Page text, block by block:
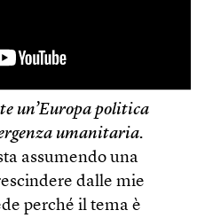
un’Europa politica
umanitaria.
assumendo una
dalle mie
perché il tema è